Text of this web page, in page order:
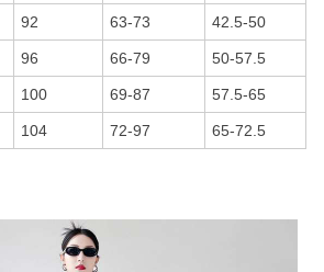
92 63-73 42.5-50
96 66-79 50-57.5
100 69-87 57.5-65
104 72-97 65-72.5